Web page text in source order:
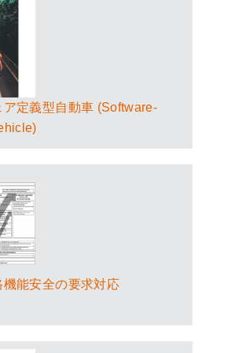
ア定義型自動車 (Software-
機能安全の要求対応